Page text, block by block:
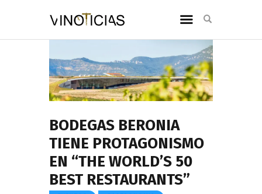
BODEGAS BERONIA
TIENE PROTAGONISMO
EN “THE WORLD’S 50
BEST RESTAURANTS”